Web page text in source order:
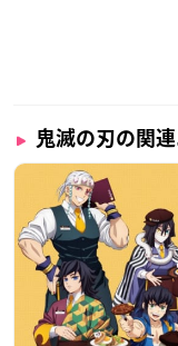
鬼滅の刃の関